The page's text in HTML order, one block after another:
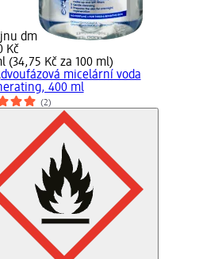
dm
Kč
(34,75 Kč za 100 ml)
dvoufázová micelární voda
400 ml
(2)